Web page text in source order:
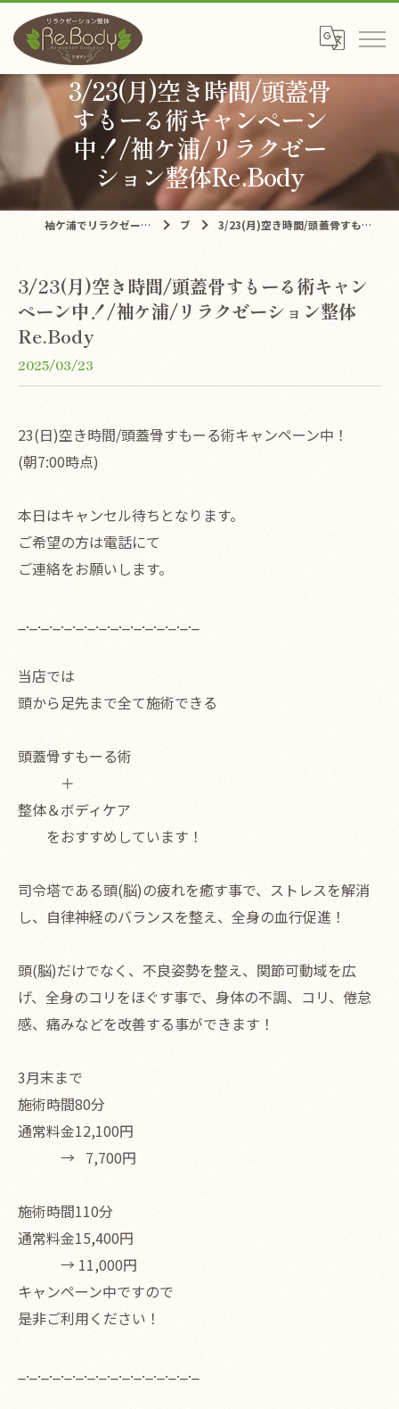
3/23(月)空き時間/頭蓋骨
すもーる術キャンペーン
中！/袖ケ浦/リラクゼー
ション整体Re.Body
袖ケ浦でリラクゼーションならリラクゼーション整体Re.Body ブログ 3/23(月)空き時間/頭蓋骨すもーる術キャンペーン中！/袖ケ浦/リラクゼーション整体Re.Body
3/23(月)空き時間/頭蓋骨すもーる術キャン
ペーン中！/袖ケ浦/リラクゼーション整体
Re.Body
2025/03/23
23(日)空き時間/頭蓋骨すもーる術キャンペーン中！
(朝7:00時点)
本日はキャンセル待ちとなります。
ご希望の方は電話にて
ご連絡をお願いします。
_._._._._._._._._._._._._._._._
当店では
頭から足先まで全て施術できる
頭蓋骨すもーる術
＋
整体＆ボディケア
をおすすめしています！
司令塔である頭(脳)の疲れを癒す事で、ストレスを解消
し、自律神経のバランスを整え、全身の血行促進！
頭(脳)だけでなく、不良姿勢を整え、関節可動域を広
げ、全身のコリをほぐす事で、身体の不調、コリ、倦怠
感、痛みなどを改善する事ができます！
3月末まで
施術時間80分
通常料金12,100円
→ 7,700円
施術時間110分
通常料金15,400円
→ 11,000円
キャンペーン中ですので
是非ご利用ください！
_._._._._._._._._._._._._._._._